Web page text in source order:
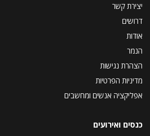
יצירת קשר
דרושים
אודות
הנמר
הצהרת נגישות
מדיניות הפרטיות
אפליקציה אנשים ומחשבים
כנסים ואירועים